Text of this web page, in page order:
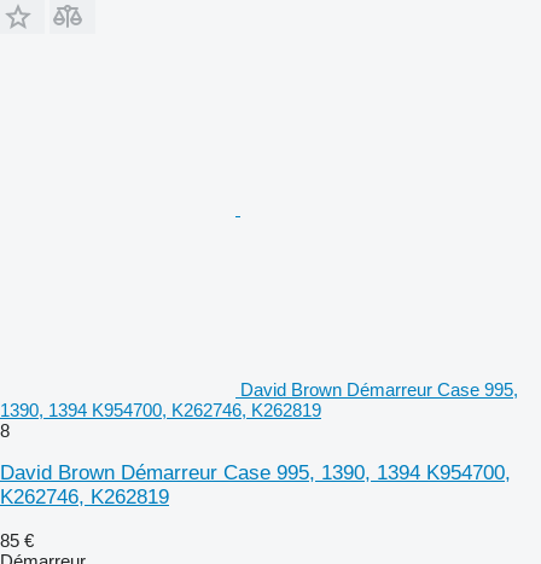
David Brown Démarreur Case 995,
1390, 1394 K954700, K262746, K262819
8
David Brown Démarreur Case 995, 1390, 1394 K954700,
K262746, K262819
85 €